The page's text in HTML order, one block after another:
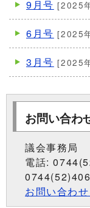
9月号 [2025
6月号 [2025
3月号 [2025
お問い合わ
議会事務局
電話:
お問い合わ